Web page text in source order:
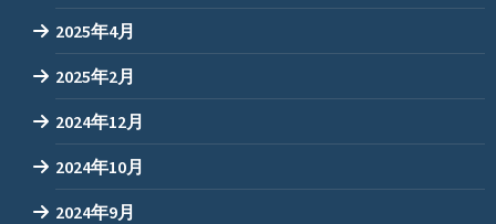
2025年4月
2025年2月
2024年12月
2024年10月
2024年9月